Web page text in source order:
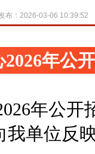
布：2026-03-06 10:39:52
年公
年公
我单位反